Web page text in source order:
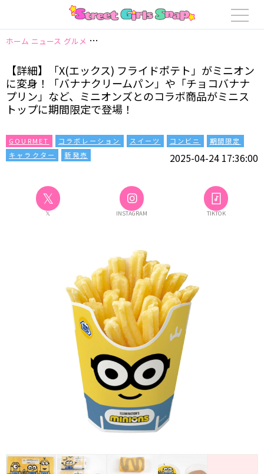
ホーム ニュース グルメ 【詳細】「X(エックス) フライドポテト」がミニ
【詳細】「X(エックス) フライドポテト」がミニオン
に変身！「バナナクリームパン」や「チョコバナナ
プリン」など、ミニオンズとのコラボ商品がミニス
トップに期間限定で登場！
GOURMET コラボレーション スイーツ コンビニ
期間限定
キャラクター
新発売 2025-04-24 17:36:00
𝕏
𝕏 INSTAGRAM TIKTOK